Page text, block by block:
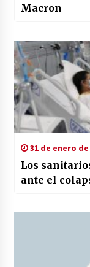
Macron
31 de enero de
Los
ante el